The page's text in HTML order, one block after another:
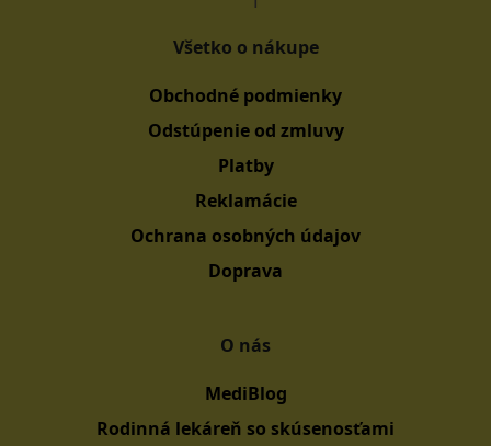
Všetko o nákupe
Obchodné podmienky
Odstúpenie od zmluvy
Platby
Reklamácie
Ochrana osobných údajov
Doprava
O nás
MediBlog
Rodinná lekáreň so skúsenosťami